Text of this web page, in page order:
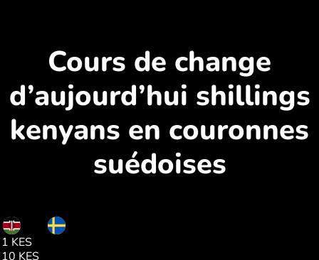
Cours de change
d’aujourd’hui shillings
kenyans en couronnes
suédoises
KES
1 KES
10 KES